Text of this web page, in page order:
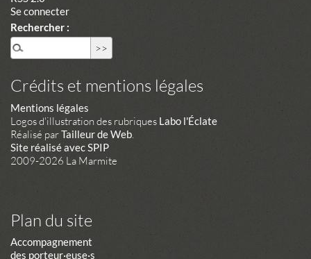
Se connecter
Rechercher :
Crédits et mentions légales
Mentions légales
Logos d'illustration des rubriques Labo l'Éclate
Réalisé parTailleur de Web
Site réalisé avec SPIP
2009-2026 La Marmite
Plan du site
Accompagnement
des porteur·euse·s